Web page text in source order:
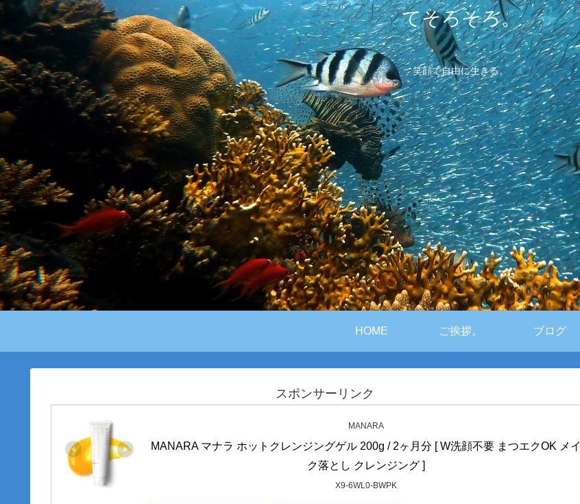
てそろそろ。
笑顔で自由に生きる。
HOME ご挨拶。 ブログ
スポンサーリンク
MANARA
MANARA マナラ ホットクレンジングゲル 200g / 2ヶ月分 [ W洗顔不要 まつエクOK メイ
ク落とし クレンジング ]
X9-6WL0-BWPK